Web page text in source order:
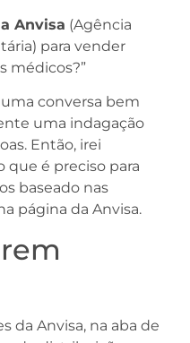
Anvisa (Agência
para vender
médicos?”
conversa bem
uma indagação
Então, irei
que é preciso para
baseado nas
página da Anvisa.
da Anvisa, na aba de